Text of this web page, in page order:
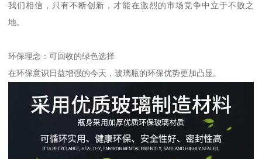
我们相信，只有不断创新，才能在激烈的市场竞争中立于不败之
地。
环保理念：可回收的绿色选择
在环保意识日益增强的今天，玻璃瓶的环保优势更加凸显。